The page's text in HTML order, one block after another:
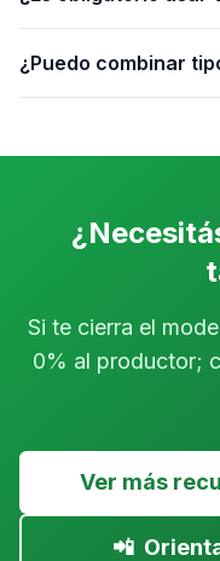
¿Puedo combinar
Si te cierra el
0% al productor;
Ver más
📲